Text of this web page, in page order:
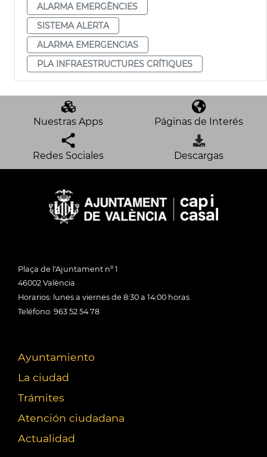
ALARMA EMERGÈNCIES
SISTEMA ALERTA
ALARMA EMERGENCIAS
PLA INFRAESTRUCTURES CRÍTIQUES
Nuestras Apps Páginas de Interés
Redes Sociales Descargas
Plaça de l'Ajuntament nº 1
46002 València
Horarios: lunes a viernes de 8:30 a 14:00 horas
Teléfono: 963 52 54 78
Ayuntamiento
La ciudad
Trámites
Atención ciudadana
Actualidad